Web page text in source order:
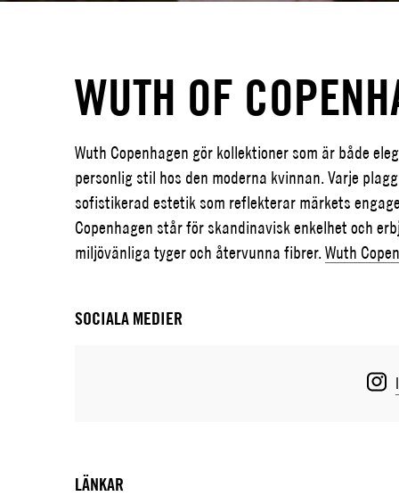
WUTH OF
Wuth Copenhagen gör kollektioner som är både
personlig stil hos den moderna kvinnan. Varje
sofistikerad estetik som reflekterar märkets
Copenhagen står för skandinavisk enkelhet och
miljövänliga tyger och återvunna fibrer. Wuth
SOCIALA MEDIER
LÄNKAR